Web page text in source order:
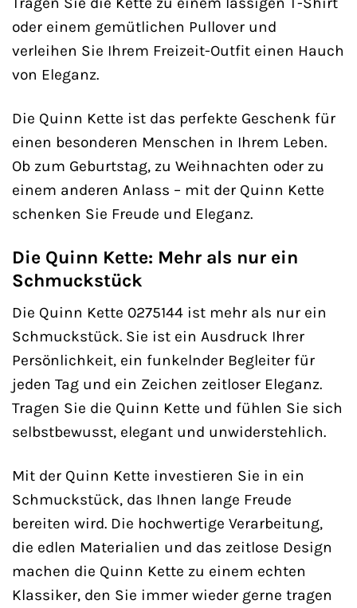
oder einem gemütlichen Pullover und
verleihen Sie Ihrem Freizeit-Outfit einen Hauch
von Eleganz.
Die Quinn Kette ist das perfekte Geschenk für
einen besonderen Menschen in Ihrem Leben.
Ob zum Geburtstag, zu Weihnachten oder zu
einem anderen Anlass – mit der Quinn Kette
schenken Sie Freude und Eleganz.
Die Quinn Kette: Mehr als nur ein
Schmuckstück
Die Quinn Kette 0275144 ist mehr als nur ein
Schmuckstück. Sie ist ein Ausdruck Ihrer
Persönlichkeit, ein funkelnder Begleiter für
jeden Tag und ein Zeichen zeitloser Eleganz.
Tragen Sie die Quinn Kette und fühlen Sie sich
selbstbewusst, elegant und unwiderstehlich.
Mit der Quinn Kette investieren Sie in ein
Schmuckstück, das Ihnen lange Freude
bereiten wird. Die hochwertige Verarbeitung,
die edlen Materialien und das zeitlose Design
machen die Quinn Kette zu einem echten
Klassiker, den Sie immer wieder gerne tragen